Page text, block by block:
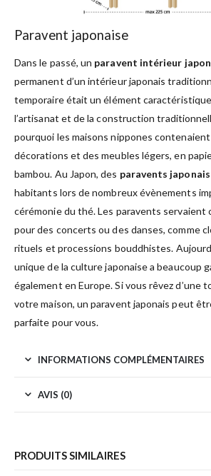
Paravent japonaise
Dans le passé, un paravent intérieur
permanent d’un intérieur japonais
temporaire était un élément
l’artisanat et de la construction
pourquoi les maisons nippones
décorations et des meubles légers, en
bambou. Au Japon, des paravents japonais
habitants lors de nombreux évènements
cérémonie du thé. Les paravents servaient
pour des concerts ou des danses, comme
rituels et processions bouddhistes.
unique de la culture japonaise a beaucoup
également en Europe. Si vous rêvez d’une
votre maison, un paravent japonais peut
parfaite pour vous.
INFORMATIONS COMPLÉMENTAIRES
AVIS (0)
PRODUITS SIMILAIRES